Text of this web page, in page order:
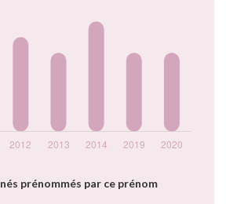
prénommés par ce prénom